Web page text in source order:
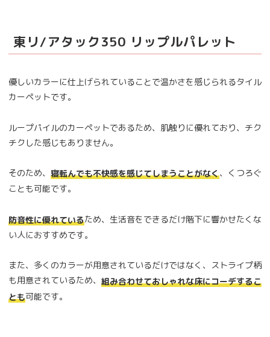
東リ/アタック350 リップルパレット
優しいカラーに仕上げられていることで温かさを感じられるタイル
カーペットです。
ループパイルのカーペットであるため、肌触りに優れており、チク
チクした感じもありません。
そのため、 寝転んでも不快感を感じてしまうことがなく、くつろぐ
ことも可能です。
防音性に優れているため、生活音をできるだけ階下に響かせたくな
い人におすすめです。
また、多くのカラーが用意されているだけではなく、ストライプ柄
も用意されているため、 組み合わせておしゃれな床にコーデするこ
とも可能です。